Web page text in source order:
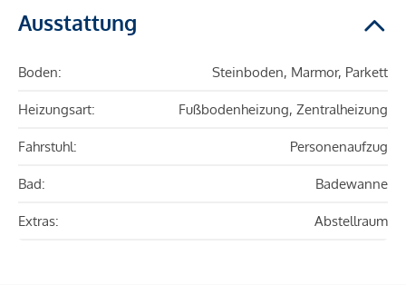
Ausstattung
Boden: Steinboden, Marmor, Parkett
Heizungsart: Fußbodenheizung, Zentralheizung
Fahrstuhl: Personenaufzug
Bad: Badewanne
Extras: Abstellraum